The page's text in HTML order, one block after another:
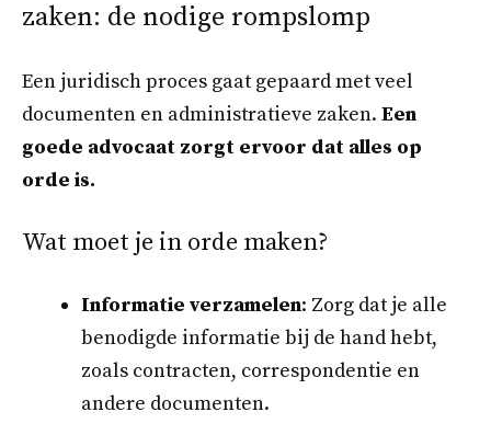
zaken: de nodige rompslomp
Een juridisch proces gaat gepaard met veel
documenten en administratieve zaken. Een
goede advocaat zorgt ervoor dat alles op
orde is.
Wat moet je in orde maken?
Informatie verzamelen: Zorg dat je alle
benodigde informatie bij de hand hebt,
zoals contracten, correspondentie en
andere documenten.